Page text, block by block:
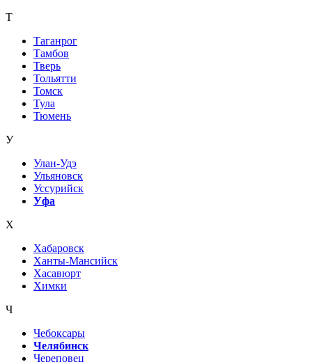
Т
Таганрог
Тамбов
Тверь
Тольятти
Томск
Тула
Тюмень
У
Улан-Удэ
Ульяновск
Уссурийск
Уфа
Х
Хабаровск
Ханты-Мансийск
Хасавюрт
Химки
Ч
Чебоксары
Челябинск
Череповец